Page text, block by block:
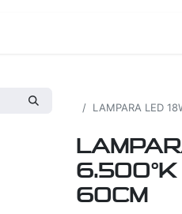
LAMPARA LED
6.500°K
60CM